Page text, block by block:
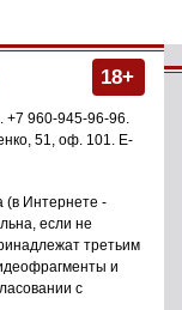
18+
+7 960-945-96-96
51, оф. 101
. E-
(в Интернете -
если не
третьим
и
с